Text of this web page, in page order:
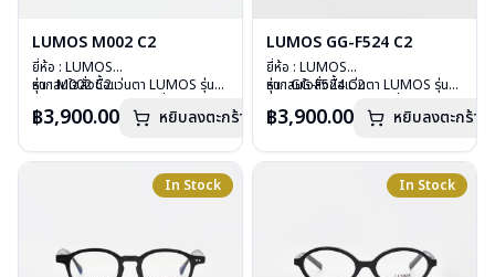
LUMOS M002 C2
ยี่ห้อ : LUMOS
รุ่น : M002 C2
เลนส์ : Demo Lens
น้ำหนัก : 20 กรัม
อุปกรณ์ : กล่องแว่น , ผ้าเช็ดแว่น
หากสนใจสั่งชื้อแว่นตา LUMOS รุ่น
กรุณาติดต่อเราคลิก
฿3,900.00 หยิบลงตะกร้า
LUMOS GG-F524 C2
ยี่ห้อ : LUMOS
รุ่น : GG-F524 C2
เลนส์ : Demo Lens
น้ำหนัก : 29 กรัม
อุปกรณ์ : กล่องแว่น , ผ้าเช็ดแว่น
หากสนใจสั่งชื้อแว่นตา LUMOS รุ่น
กรุณาติดต่อเราคลิก
฿3,900.00 หยิบลงตะกร้า
In Stock In Stock